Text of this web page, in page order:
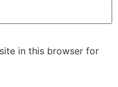
in this browser for